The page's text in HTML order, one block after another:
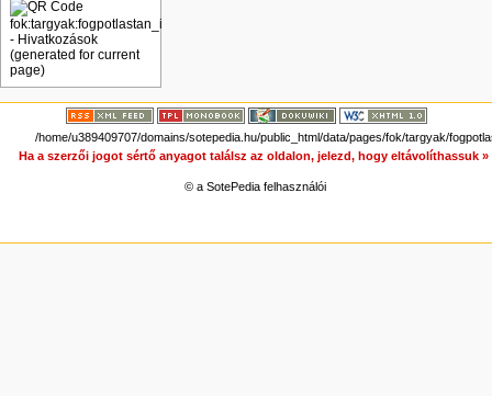
/home/u389409707/domains/sotepedia.hu/public_html/data/pages/fok/targyak/
Ha a szerzői jogot sértő anyagot találsz az oldalon, jelezd, hogy eltávolíthassuk »
© a SotePedia felhasználói